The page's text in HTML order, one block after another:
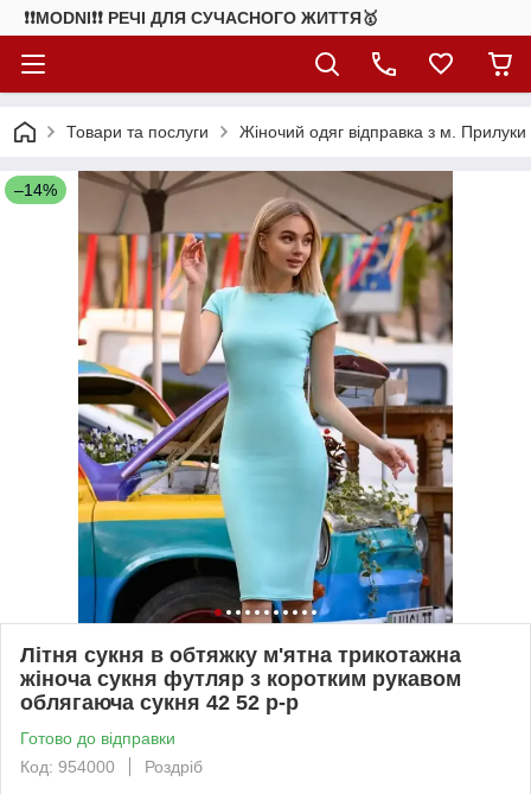
❗❗MODNI❗❗ РЕЧІ ДЛЯ СУЧАСНОГО ЖИТТЯ🥇
Товари та послуги Жіночий одяг відправка з м. Прилуки
–14%
Літня сукня в обтяжку м'ятна трикотажна
жіноча сукня футляр з коротким рукавом
облягаюча сукня 42 52 р-р
Готово до відправки
Код: 954000
Роздріб